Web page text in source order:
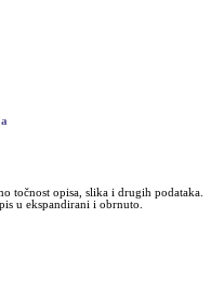
točnost opisa, slika i drugih podataka.
u ekspandirani i obrnuto.